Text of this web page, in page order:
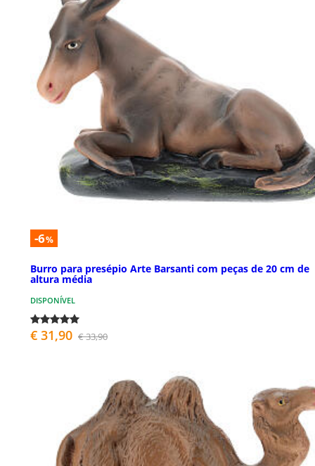
-6%
Burro para presépio Arte Barsanti com peças de 20 cm de
altura média
DISPONÍVEL
€ 31,90 € 33,90